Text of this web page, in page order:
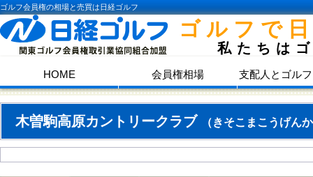
ゴルフ会員権の相場と売買は日経ゴルフ
ゴルフで
私たちは
HOME 会員権相場 支配人とゴル
木曽駒高原カントリークラブ （きそこまこうげん